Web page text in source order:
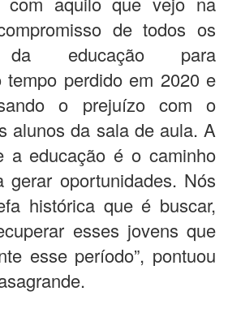
de todos os
da educação para
tempo perdido em 2020 e
o prejuízo com o
alunos da sala de aula. A
a educação é o caminho
gerar oportunidades. Nós
histórica que é buscar,
esses jovens que
esse período”, pontuou